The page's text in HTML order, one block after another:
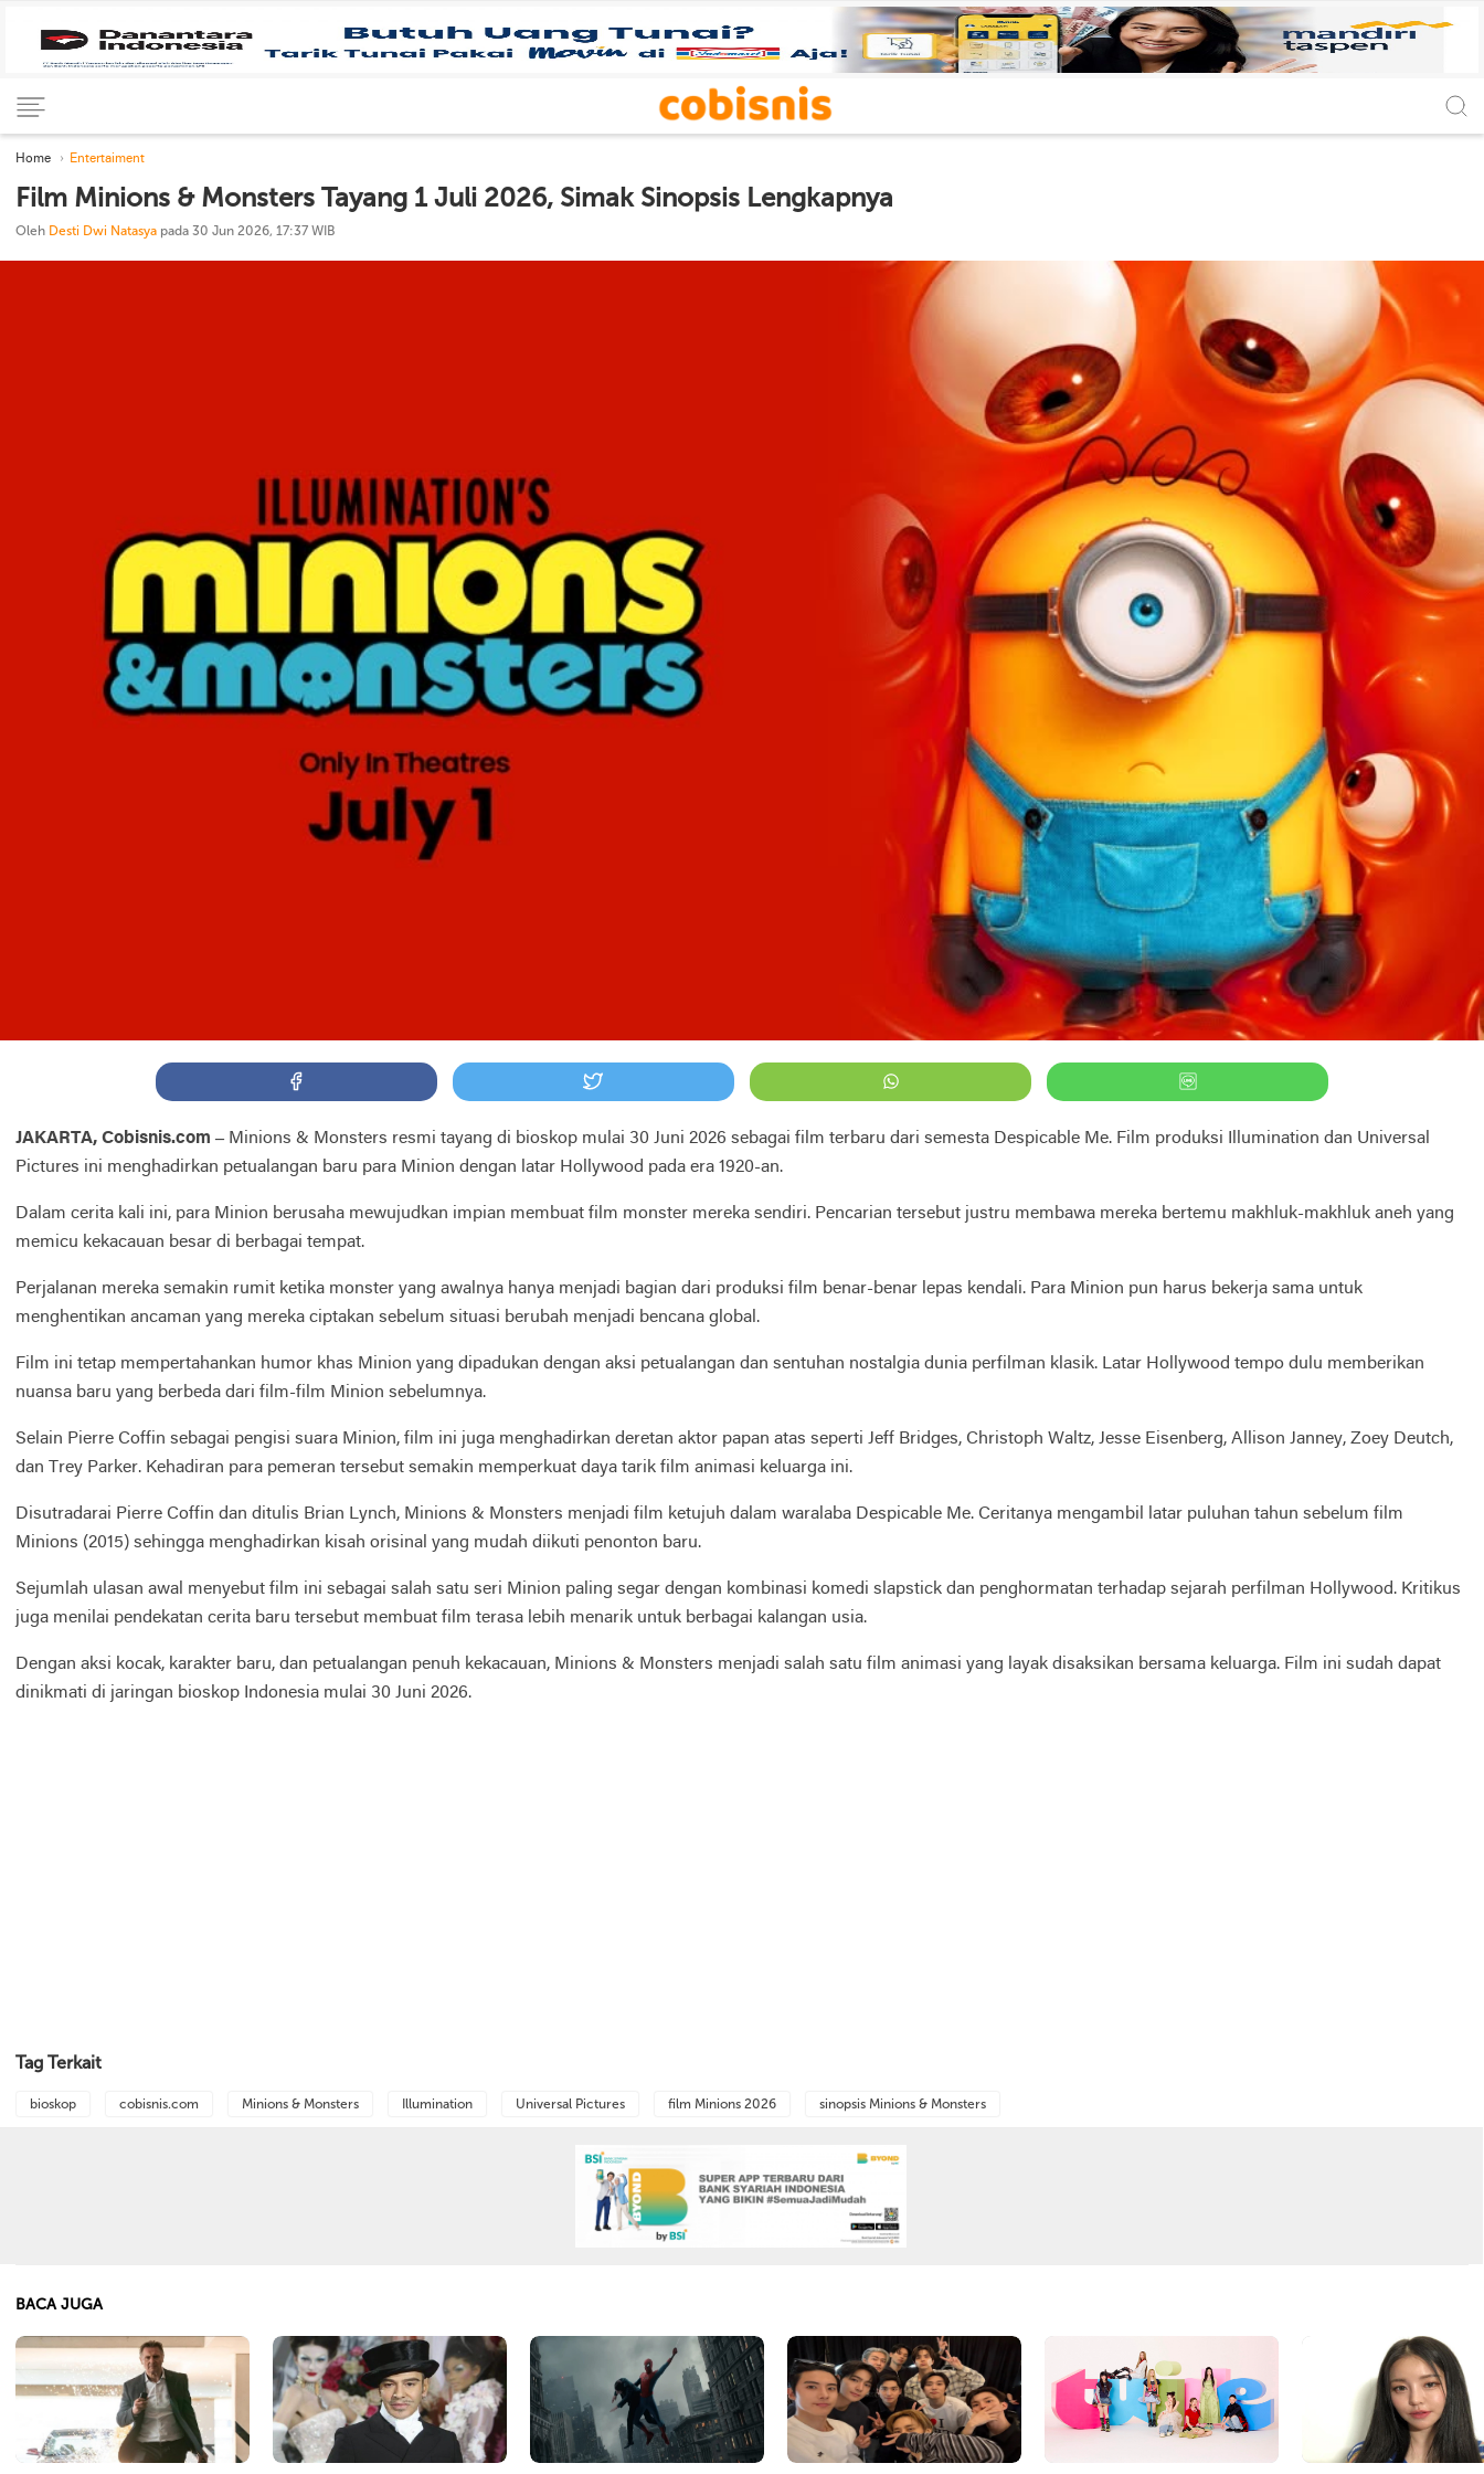
Home Entertaiment
Film Minions & Monsters Tayang 1 Juli 2026, Simak Sinopsis Lengkapnya
Oleh Desti Dwi Natasya pada 30 Jun 2026, 17:37 WIB
JAKARTA, Cobisnis.com – Minions & Monsters resmi tayang di bioskop mulai 30 Juni 2026 sebagai film terbaru dari semesta Despicable Me. Film produksi Illumination dan Universal
Pictures ini menghadirkan petualangan baru para Minion dengan latar Hollywood pada era 1920-an.
Dalam cerita kali ini, para Minion berusaha mewujudkan impian membuat film monster mereka sendiri. Pencarian tersebut justru membawa mereka bertemu makhluk-makhluk aneh yang
memicu kekacauan besar di berbagai tempat.
Perjalanan mereka semakin rumit ketika monster yang awalnya hanya menjadi bagian dari produksi film benar-benar lepas kendali. Para Minion pun harus bekerja sama untuk
menghentikan ancaman yang mereka ciptakan sebelum situasi berubah menjadi bencana global.
Film ini tetap mempertahankan humor khas Minion yang dipadukan dengan aksi petualangan dan sentuhan nostalgia dunia perfilman klasik. Latar Hollywood tempo dulu memberikan
nuansa baru yang berbeda dari film-film Minion sebelumnya.
Selain Pierre Coffin sebagai pengisi suara Minion, film ini juga menghadirkan deretan aktor papan atas seperti Jeff Bridges, Christoph Waltz, Jesse Eisenberg, Allison Janney, Zoey Deutch,
dan Trey Parker. Kehadiran para pemeran tersebut semakin memperkuat daya tarik film animasi keluarga ini.
Disutradarai Pierre Coffin dan ditulis Brian Lynch, Minions & Monsters menjadi film ketujuh dalam waralaba Despicable Me. Ceritanya mengambil latar puluhan tahun sebelum film
Minions (2015) sehingga menghadirkan kisah orisinal yang mudah diikuti penonton baru.
Sejumlah ulasan awal menyebut film ini sebagai salah satu seri Minion paling segar dengan kombinasi komedi slapstick dan penghormatan terhadap sejarah perfilman Hollywood. Kritikus
juga menilai pendekatan cerita baru tersebut membuat film terasa lebih menarik untuk berbagai kalangan usia.
Dengan aksi kocak, karakter baru, dan petualangan penuh kekacauan, Minions & Monsters menjadi salah satu film animasi yang layak disaksikan bersama keluarga. Film ini sudah dapat
dinikmati di jaringan bioskop Indonesia mulai 30 Juni 2026.
Tag Terkait
bioskop cobisnis.com Minions & Monsters Illumination Universal Pictures film Minions 2026 sinopsis Minions & Monsters
BACA JUGA